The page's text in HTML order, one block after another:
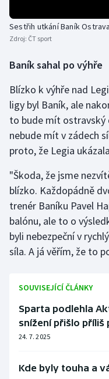
Sestřih utkání Baník
Zdroj: ČT sport
Baník sahal po výhře
Blízko k výhře nad
ligy byl Baník, ale
to bude mít ostravský
nebude mít v zádech
proto, že Legia
"Škoda, že jsme
blízko. Každopádně
trenér Baníku Pavel
balónu, ale to o
byli nebezpeční v
síla. A já věřím, že to
SOUVISEJÍCÍ ČLÁNKY
Sparta podlehla
snížení přišlo příliš
24. 7. 2025
Kde byly touha a